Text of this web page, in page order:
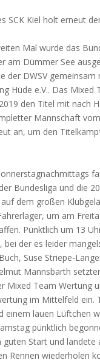
SCK Kiel holt erneut
Mal wurde das
am Dümmer See
der DWSV gemeinsam
Hüde e.V.. Das Mixed
den Titel mit nach
Mannschaft
an, um den
Bundesliga und die
dem großen
um am
Pünktlich um 13
der es leider
Suse Striepe-
Mannsbarth
Mixed Team Wertung
im Mittelfeld ein.
einem lauen Lüftchen
pünktlich
guten Start und landete
Rennen wiederholen